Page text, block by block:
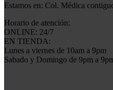
Estamos en: Col. Médica
Horario de atención:
ONLINE: 24/7
EN TIENDA:
Lunes a viernes de 10am a 9pm
Sabado y Domingo de 9pm a